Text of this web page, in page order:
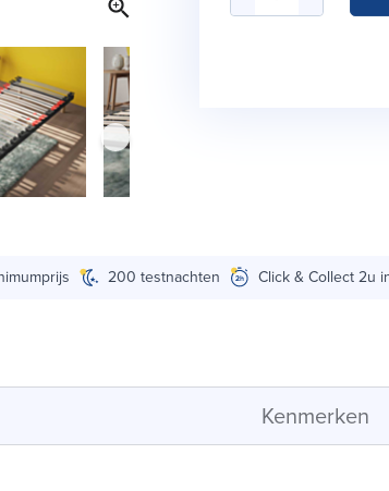
200 testnachten Click & Collect 2u
Kenmerken